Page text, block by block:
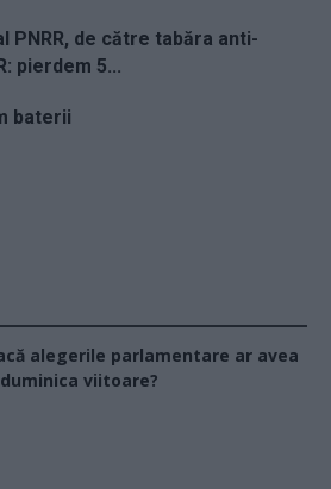
PNRR, de către tabăra anti-
pierdem 5...
baterii
alegerile parlamentare ar avea
viitoare?